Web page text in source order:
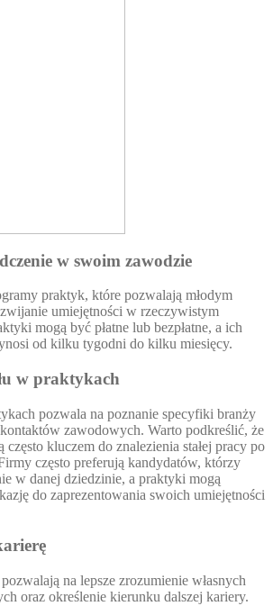
w swoim zawodzie
praktyk, które pozwalają młodym
umiejętności w rzeczywistym
mogą być płatne lub bezpłatne, a ich
od kilku tygodni do kilku miesięcy.
w praktykach
pozwala na poznanie specyfiki branży
zawodowych. Warto podkreślić, że
kluczem do znalezienia stałej pracy po
często preferują kandydatów, którzy
w danej dziedzinie, a praktyki mogą
do zaprezentowania swoich umiejętności
na lepsze zrozumienie własnych
oraz określenie kierunku dalszej kariery.